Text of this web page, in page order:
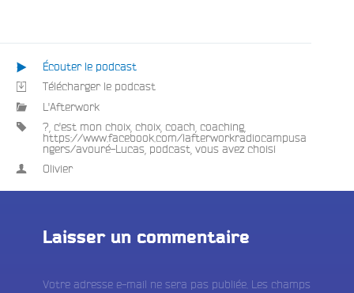
:
Écouter le podcast
Télécharger le podcast
L'Afterwork
? c'est mon choix choix coach coaching
https://www.facebook.com/lafterworkradiocampusa
ngers/avouré-Lucas podcast vous avez choisi
Olivier
Laisser un commentaire
Votre adresse e-mail ne sera pas publiée. Les champs